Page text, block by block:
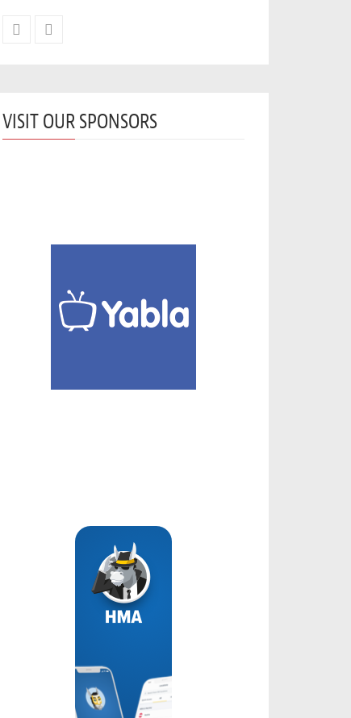
VISIT OUR SPONSORS